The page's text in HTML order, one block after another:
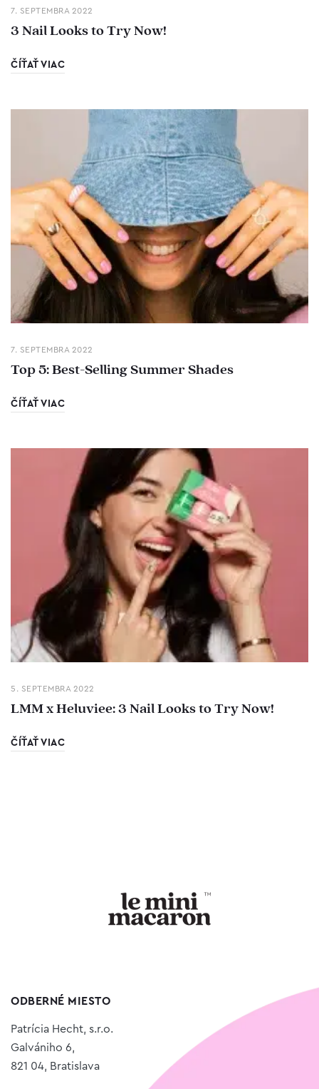
7. SEPTEMBRA 2022
3 Nail Looks to Try Now!
ČÍŤAŤ VIAC
7. SEPTEMBRA 2022
Top 5: Best-Selling Summer Shades
ČÍŤAŤ VIAC
5. SEPTEMBRA 2022
LMM x Heluviee: 3 Nail Looks to Try Now!
ČÍŤAŤ VIAC
ODBERNÉ MIESTO
Patrícia Hecht, s.r.o.
Galvániho 6,
821 04, Bratislava